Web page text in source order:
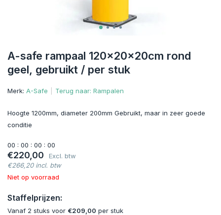
A-safe rampaal 120x20x20cm rond
geel, gebruikt / per stuk
Merk: A-Safe Terug naar: Rampalen
Hoogte 1200mm, diameter 200mm Gebruikt, maar in zeer goede
conditie
00 : 00 : 00 : 00
€220,00
Excl. btw
€266,20 incl. btw
Niet op voorraad
Staffelprijzen:
Vanaf 2 stuks voor €209,00 per stuk